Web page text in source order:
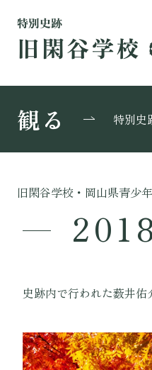
観る 特別史
旧閑谷学校・岡山県青少
史跡内で行われた薮井